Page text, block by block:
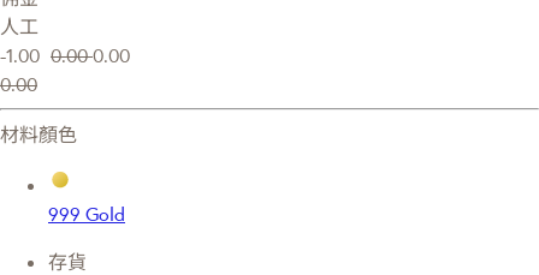
人工
-1.00 0.000.00
0.00
材料顏色
999 Gold
存貨